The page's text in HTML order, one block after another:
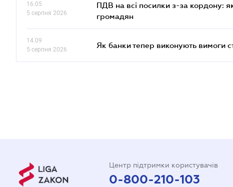
16.05
5 серпня 2026
ПДВ на всі посилки з-за кордону:
громадян
14.09
5 серпня 2026
Як банки тепер виконують вимоги
Центр підтримки користувачів
0-800-210-103